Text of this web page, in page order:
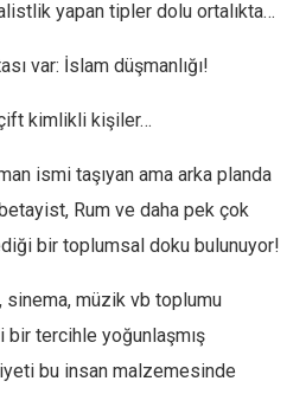
yapan tipler dolu ortalıkta…
var: İslam düşmanlığı!
kimlikli kişiler…
ismi taşıyan ama arka planda
Rum ve daha pek çok
bir toplumsal doku bulunuyor!
sinema, müzik vb toplumu
tercihle yoğunlaşmış
bu insan malzemesinde